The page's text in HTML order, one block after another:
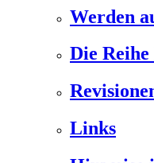
Werden
Die
Links